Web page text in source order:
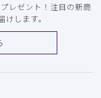
レゼント！注目の新商
します。